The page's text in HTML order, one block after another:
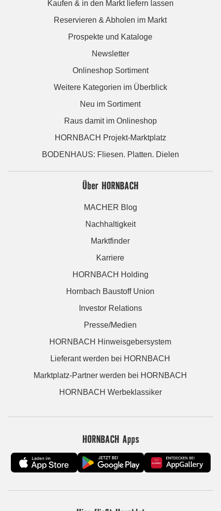
Kaufen & in den Markt liefern lassen
Reservieren & Abholen im Markt
Prospekte und Kataloge
Newsletter
Onlineshop Sortiment
Weitere Kategorien im Überblick
Neu im Sortiment
Raus damit im Onlineshop
HORNBACH Projekt-Marktplatz
BODENHAUS: Fliesen. Platten. Dielen
Über HORNBACH
MACHER Blog
Nachhaltigkeit
Marktfinder
Karriere
HORNBACH Holding
Hornbach Baustoff Union
Investor Relations
Presse/Medien
HORNBACH Hinweisgebersystem
Lieferant werden bei HORNBACH
Marktplatz-Partner werden bei HORNBACH
HORNBACH Werbeklassiker
HORNBACH Apps